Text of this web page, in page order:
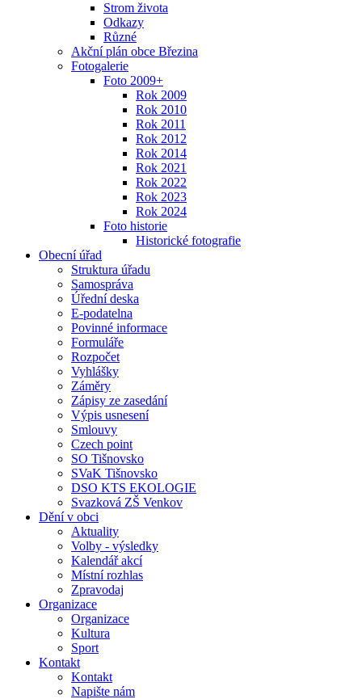
Strom života
Odkazy
Různé
Akční plán obce Březina
Fotogalerie
Foto 2009+
Rok 2009
Rok 2010
Rok 2011
Rok 2012
Rok 2014
Rok 2021
Rok 2022
Rok 2023
Rok 2024
Foto historie
Historické fotografie
Obecní úřad
Struktura úřadu
Samospráva
Úřední deska
E-podatelna
Povinné informace
Formuláře
Rozpočet
Vyhlášky
Záměry
Zápisy ze zasedání
Výpis usnesení
Smlouvy
Czech point
SO Tišnovsko
SVaK Tišnovsko
DSO KTS EKOLOGIE
Svazková ZŠ Venkov
Dění v obci
Aktuality
Volby - výsledky
Kalendář akcí
Místní rozhlas
Zpravodaj
Organizace
Organizace
Kultura
Sport
Kontakt
Kontakt
Napište nám